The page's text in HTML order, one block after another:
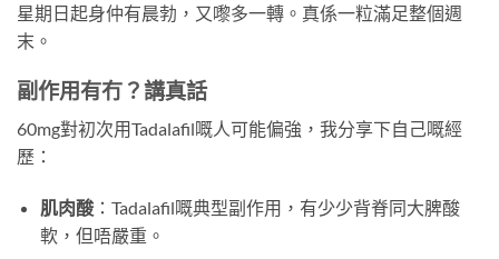
星期日起身仲有晨勃，又嚟多一轉。真係一粒滿足整個週
末。
副作用有冇？講真話
60mg對初次用Tadalafil嘅人可能偏強，我分享下自己嘅經
歷：
肌肉酸：Tadalafil嘅典型副作用，有少少背脊同大脾酸
軟，但唔嚴重。